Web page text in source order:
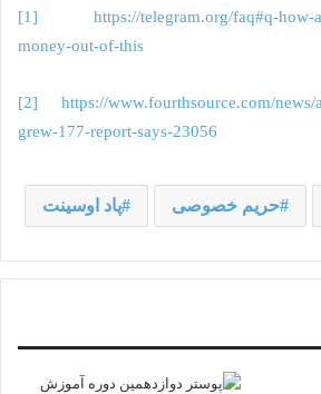
[1]
https://telegram.org/faq#q-
money-out-of-this
[2]
https://www.fourthsource.com/news/
grew-177-report-says-23056
حریم خصوصی پاد اوسینت